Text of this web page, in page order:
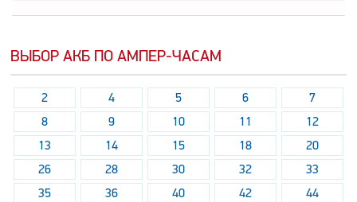
ВЫБОР АКБ ПО АМПЕР-ЧАСАМ
2 4 5 6
7
8
9 10 11
12
13
14 15 18
20
26
28 30 32
33
35
36 40 42
44